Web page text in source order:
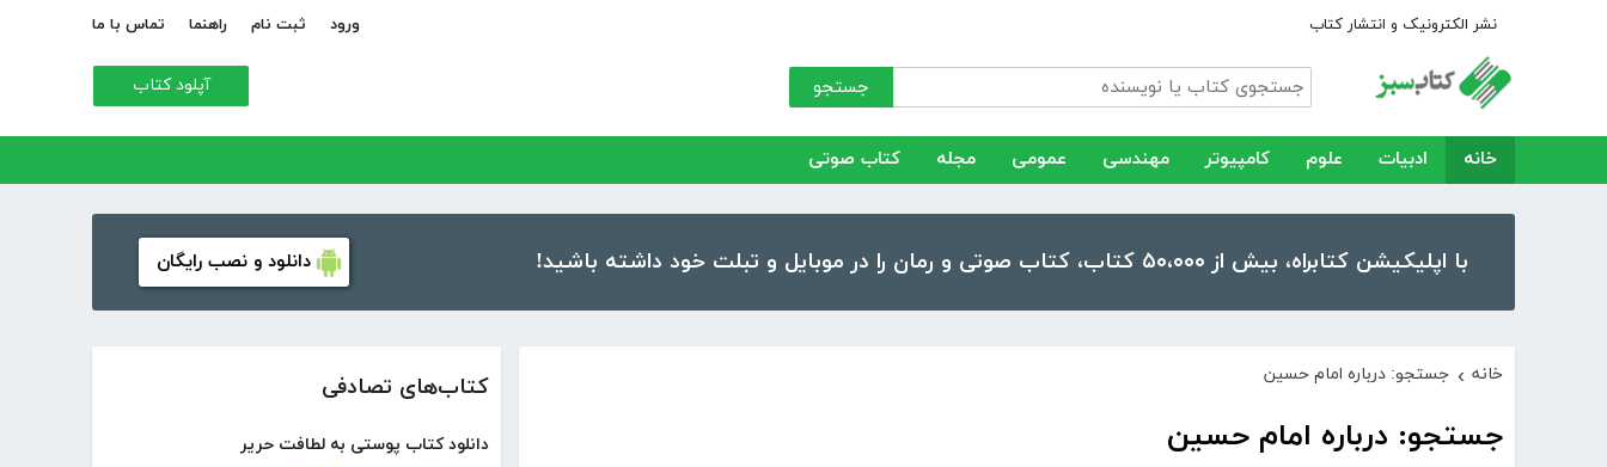
نشر الکترونیک و انتشار کتاب ورود ثبت نام راهنما تماس با ما
جستجو آپلود کتاب
خانه ادبیات علوم کامپیوتر مهندسی عمومی مجله کتاب صوتی
با اپلیکیشن کتابراه، بیش از ۵۰،۰۰۰ کتاب، کتاب صوتی و رمان را در موبایل و تبلت خود داشته باشید! دانلود و نصب رایگان
کتاب‌های تصادفی
دانلود کتاب پوستی به لطافت حریر
خانه › جستجو: درباره امام حسین
جستجو: درباره امام حسین